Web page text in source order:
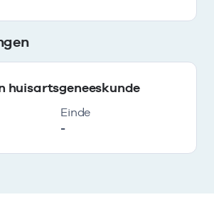
huisartsgeneeskunde
Einde
-